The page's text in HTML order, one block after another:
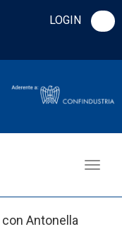
LOGIN
con Antonella